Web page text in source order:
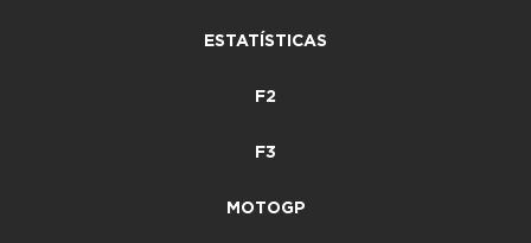
ESTATÍSTICAS
F2
F3
MOTOGP